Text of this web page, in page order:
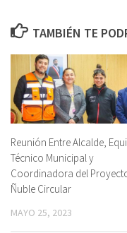
TAMBIÉN TE
Reunión Entre Alcalde,
Técnico Municipal y
Coordinadora del
Ñuble Circular
MAYO 25, 2023